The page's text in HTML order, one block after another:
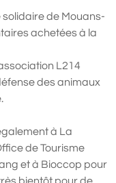
solidaire de Mouans-
achetées à la
L214
des animaux
à La
de Tourisme
et à Bioccop pour